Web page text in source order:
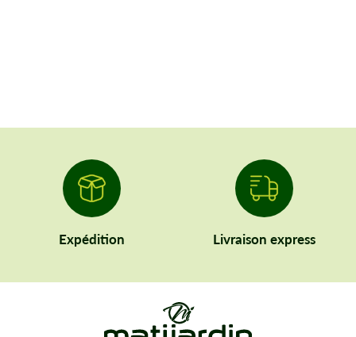
Expédition Livraison express